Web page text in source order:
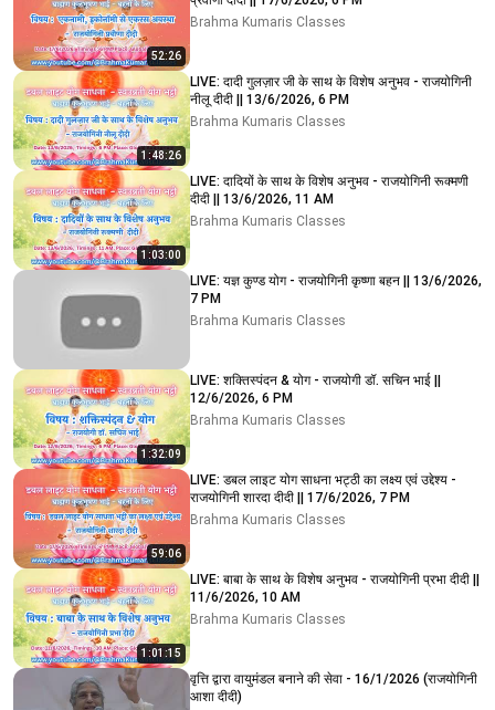
52:26
Brahma Kumaris Classes
1:48:26
LIVE: दादी गुलज़ार जी के साथ के विशेष अनुभव - राजयोगिनी
नीलू दीदी || 13/6/2026, 6 PM
Brahma Kumaris Classes
1:03:00
LIVE: दादियों के साथ के विशेष अनुभव - राजयोगिनी रूक्मणी
दीदी || 13/6/2026, 11 AM
Brahma Kumaris Classes
LIVE: यज्ञ कुण्ड योग - राजयोगिनी कृष्णा बहन || 13/6/2026,
7 PM
Brahma Kumaris Classes
1:32:09
LIVE: शक्तिस्पंदन & योग - राजयोगी डॉ. सचिन भाई ||
12/6/2026, 6 PM
Brahma Kumaris Classes
59:06
LIVE: डबल लाइट योग साधना भट्ठी का लक्ष्य एवं उद्देश्य -
राजयोगिनी शारदा दीदी || 17/6/2026, 7 PM
Brahma Kumaris Classes
1:01:15
LIVE: बाबा के साथ के विशेष अनुभव - राजयोगिनी प्रभा दीदी ||
11/6/2026, 10 AM
Brahma Kumaris Classes
वृत्ति द्वारा वायुमंडल बनाने की सेवा - 16/1/2026 (राजयोगिनी
आशा दीदी)